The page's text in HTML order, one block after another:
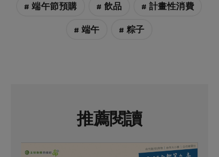
# 端午節預購 # 飲品 # 計畫性消費
# 端午 # 粽子
推薦閱讀